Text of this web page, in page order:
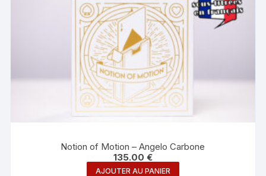
Notion of Motion – Angelo Carbone
135.00 €
AJOUTER AU PANIER